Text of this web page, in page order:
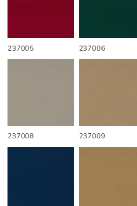
237005 237006
237008 237009